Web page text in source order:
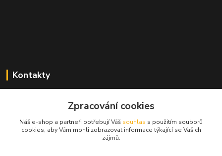
Kontakty
+420 724 134 431
prodej@alprim.cz
Zpracování cookies
Náš e-shop a partneři potřebují Váš souhlas s použitím souborů
cookies, aby Vám mohli zobrazovat informace týkající se Vašich
zájmů.